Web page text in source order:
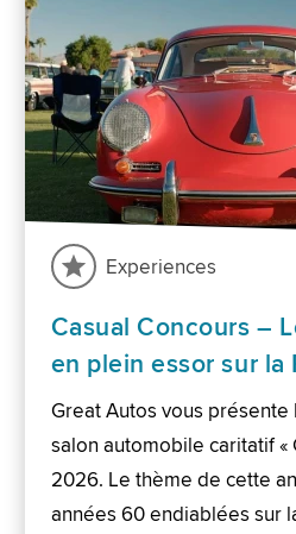
Experiences
Casual Concours –
en plein essor sur la
Great Autos vous
salon automobile caritatif «
2026. Le thème de cette
années 60 endiablées sur